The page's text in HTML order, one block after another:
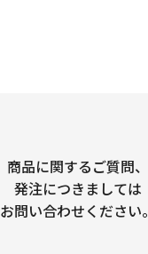
商品に関するご質問、
発注につきましては
お問い合わせください。